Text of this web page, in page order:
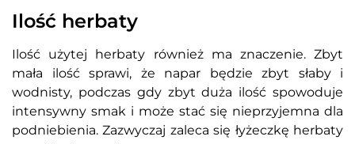
Ilość herbaty
Ilość użytej herbaty również ma znaczenie. Zbyt
mała ilość sprawi, że napar będzie zbyt słaby i
wodnisty, podczas gdy zbyt duża ilość spowoduje
intensywny smak i może stać się nieprzyjemna dla
podniebienia. Zazwyczaj zaleca się łyżeczkę herbaty